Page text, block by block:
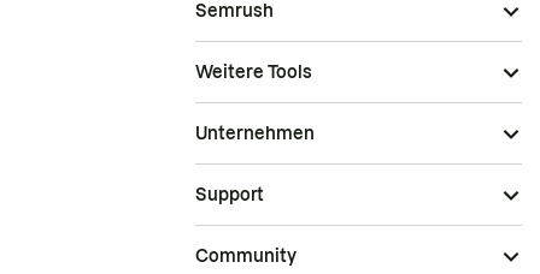
Semrush
Weitere Tools
Unternehmen
Support
Community